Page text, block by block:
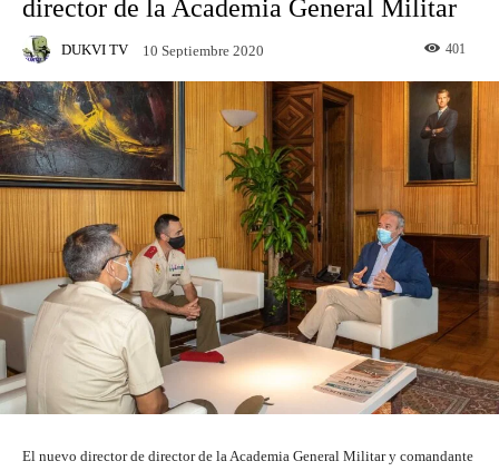
director de la Academia General Militar
DUKVI TV 10 Septiembre 2020 401
El nuevo director de director de la Academia General Militar y comandante